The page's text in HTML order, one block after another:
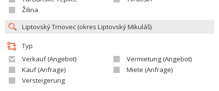
Žilina
Typ
Verkauf (Angebot)
Vermietung (Angebot)
Kauf (Anfrage)
Miete (Anfrage)
Versteigerung